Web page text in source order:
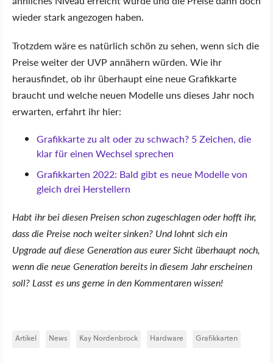
wieder stark angezogen haben.
Trotzdem wäre es natürlich schön zu sehen, wenn sich die
Preise weiter der UVP annähern würden. Wie ihr
herausfindet, ob ihr überhaupt eine neue Grafikkarte
braucht und welche neuen Modelle uns dieses Jahr noch
erwarten, erfahrt ihr hier:
Grafikkarte zu alt oder zu schwach? 5 Zeichen, die
klar für einen Wechsel sprechen
Grafikkarten 2022: Bald gibt es neue Modelle von
gleich drei Herstellern
Habt ihr bei diesen Preisen schon zugeschlagen oder hofft ihr,
dass die Preise noch weiter sinken? Und lohnt sich ein
Upgrade auf diese Generation aus eurer Sicht überhaupt noch,
wenn die neue Generation bereits in diesem Jahr erscheinen
soll? Lasst es uns gerne in den Kommentaren wissen!
Artikel News Kay Nordenbrock Hardware Grafikkarten